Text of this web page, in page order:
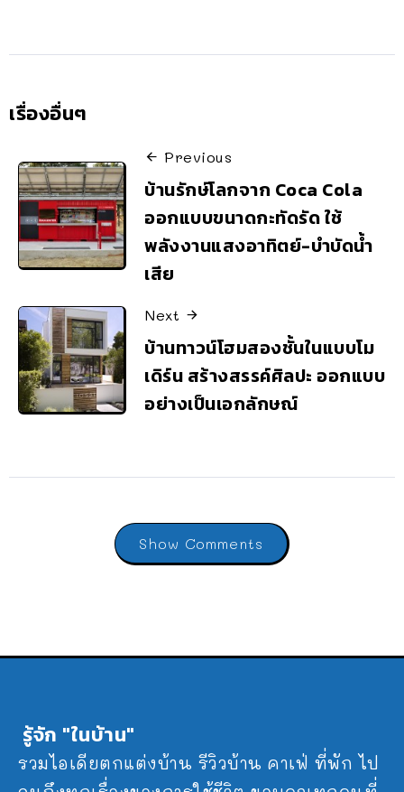
เรื่องอื่นๆ
Previous
บ้านรักษ์โลกจาก Coca Cola
ออกแบบขนาดกะทัดรัด ใช้
พลังงานแสงอาทิตย์-บำบัดน้ำ
เสีย
Next
บ้านทาวน์โฮมสองชั้นในแบบโม
เดิร์น สร้างสรรค์ศิลปะ ออกแบบ
อย่างเป็นเอกลักษณ์
Show Comments
รู้จัก "ในบ้าน"
รวมไอเดียตกแต่งบ้าน รีวิวบ้าน คาเฟ่ ที่พัก ไป